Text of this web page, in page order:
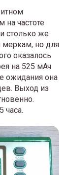
на частоте
столько же
меркам, но для
оказалось
на 525 мАч
ожидания она
Выход из
часа.